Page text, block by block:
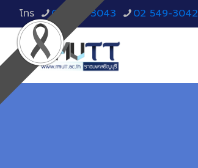
โทร 02 549-3043 02 549-3042